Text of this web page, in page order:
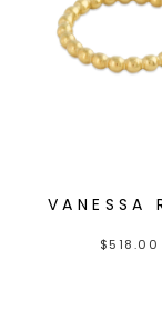
VANESSA
$518.00